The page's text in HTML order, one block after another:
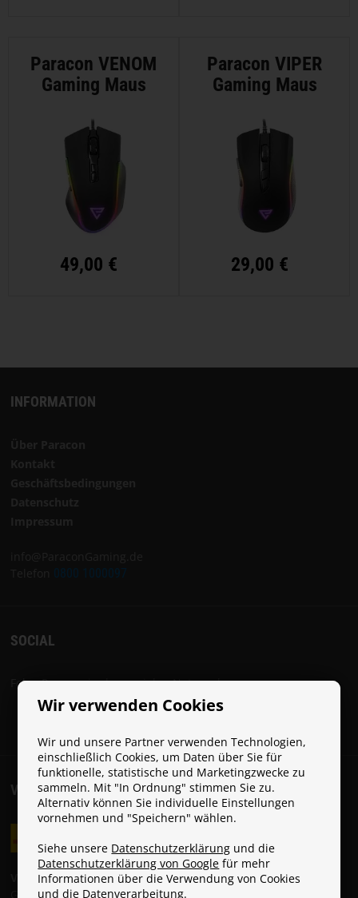
Wir verwenden Cookies
Wir und unsere Partner verwenden Technologien,
einschließlich Cookies, um Daten über Sie für
funktionelle, statistische und Marketingzwecke zu
sammeln. Mit "In Ordnung" stimmen Sie zu.
Alternativ können Sie individuelle Einstellungen
vornehmen und "Speichern" wählen.
Siehe unsere Datenschutzerklärung und die
Datenschutzerklärung von Google für mehr
Informationen über die Verwendung von Cookies
und die Datenverarbeitung.
Paracon VENOM
Gaming Maus
49,00 €
Paracon VIPER
Gaming Maus
29,00 €
INFORMATION
0800 1000097
SOCIAL
Folge Paracon in den sozialen Netzwerken:
VERSANDKOSTEN
Versandkosten:
GLS: 6 € (Gratis ab 49 €)